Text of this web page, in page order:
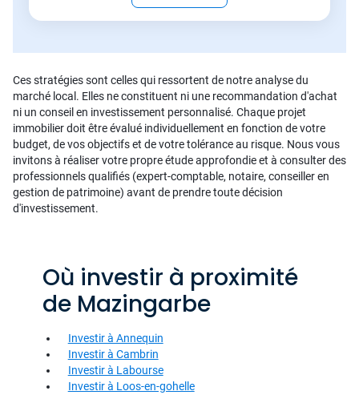
Ces stratégies sont celles qui ressortent de notre analyse du
marché local. Elles ne constituent ni une recommandation d'achat
ni un conseil en investissement personnalisé. Chaque projet
immobilier doit être évalué individuellement en fonction de votre
budget, de vos objectifs et de votre tolérance au risque. Nous vous
invitons à réaliser votre propre étude approfondie et à consulter des
professionnels qualifiés (expert-comptable, notaire, conseiller en
gestion de patrimoine) avant de prendre toute décision
d'investissement.
Où investir à proximité
de Mazingarbe
Investir à Annequin
Investir à Cambrin
Investir à Labourse
Investir à Loos-en-gohelle